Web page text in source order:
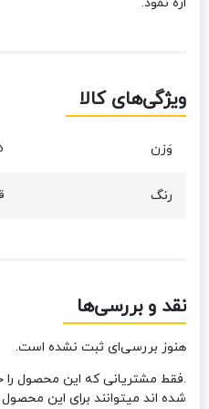
اره نمود.
ویژگی‌های کالا
وَزن
رنگ
نقد و بررسی‌ها
هنوز بررسی‌ای ثبت نشده است.
.فقط مشتریانی که این محصول را
شده اند میتوانند برای این